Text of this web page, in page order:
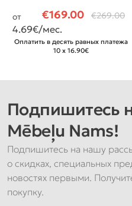
€169.00 €269.00
от
4.69€/мес.
Оплатить в десять равных платежа
10 x 16.90€
Подпишитесь
Mēbeļu Nams!
Подпишитесь на нашу
о скидках, специальных
новостях первыми.
покупку.